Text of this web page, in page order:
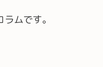
ムです。